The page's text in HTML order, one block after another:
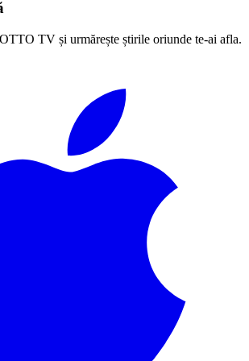
TV și urmărește știrile oriunde te-ai afla.